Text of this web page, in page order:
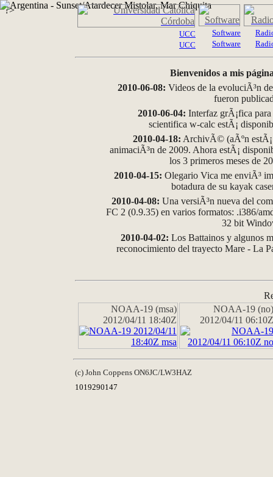
?>
UCC
UCC
Software
Software
Bienvenidos a mis
2010-06-08: Videos de la evoluciÃ³n
fueron
2010-06-04: Interfaz grÃ¡fica
scientifica w-calc estÃ¡
2010-04-18: ArchivÃ© (aÃºn
animaciÃ³n de 2009. Ahora estÃ¡
los 3 primeros meses de
2010-04-15: Olegario Vica me enviÃ³
botadura de su kayak
2010-04-08: Una versiÃ³n nueva del
FC 2 (0.9.35) en varios formatos: .i386/
32 bit
2010-04-02: Los Battainos y algunos
reconocimiento del trayecto Mare - La
NOAA-19 (msa)
2012/04/11 18:40Z
NOAA-19 (no)
2012/04/11 06:10Z
(c) John Coppens ON6JC/LW3HAZ
1019290147